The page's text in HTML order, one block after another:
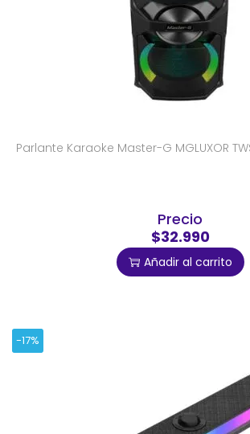
Parlante Karaoke Master-G MGLUXOR
Precio
$32.990
Añadir al carrito
-17%